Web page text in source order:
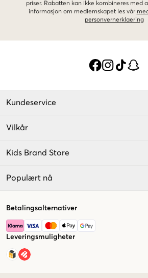
priser. Rabatten kan ikke kombineres med
informasjon om medlemskapet les vår
personvernerklaering
Kundeservice
Vilkår
Kids Brand Store
Populært nå
Betalingsalternativer
Leveringsmuligheter